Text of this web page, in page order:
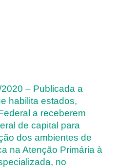
– Publicada a
habilita estados,
a receberem
de capital para
dos ambientes de
na Atenção Primária à
no